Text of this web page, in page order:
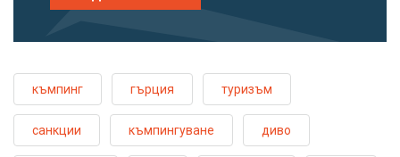
къмпинг гърция туризъм
санкции къмпингуване диво